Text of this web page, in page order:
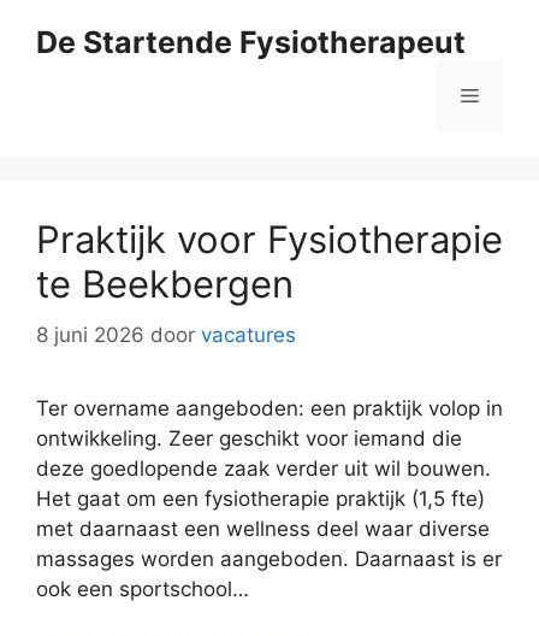
De Startende Fysiotherapeut
Menu
Praktijk voor Fysiotherapie
te Beekbergen
8 juni 2026 door vacatures
Ter overname aangeboden: een praktijk volop in
ontwikkeling. Zeer geschikt voor iemand die
deze goedlopende zaak verder uit wil bouwen.
Het gaat om een fysiotherapie praktijk (1,5 fte)
met daarnaast een wellness deel waar diverse
massages worden aangeboden. Daarnaast is er
ook een sportschool…